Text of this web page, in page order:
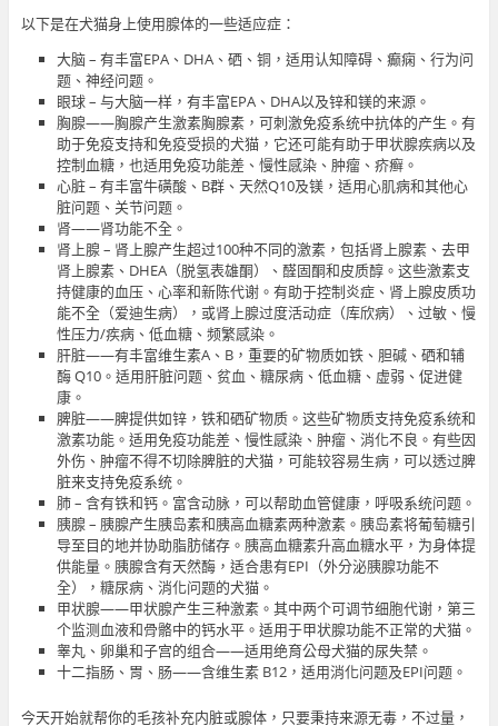
以下是在犬猫身上使用腺体的一些适应症：
大脑 – 有丰富EPA、DHA、硒、铜，适用认知障碍、癫痫、行为问
题、神经问题。
眼球 – 与大脑一样，有丰富EPA、DHA以及锌和镁的来源。
胸腺——胸腺产生激素胸腺素，可刺激免疫系统中抗体的产生。有
助于免疫支持和免疫受损的犬猫，它还可能有助于甲状腺疾病以及
控制血糖，也适用免疫功能差、慢性感染、肿瘤、疥癣。
心脏 – 有丰富牛磺酸、B群、天然Q10及镁，适用心肌病和其他心
脏问题、关节问题。
肾——肾功能不全。
肾上腺 – 肾上腺产生超过100种不同的激素，包括肾上腺素、去甲
肾上腺素、DHEA（脱氢表雄酮）、醛固酮和皮质醇。这些激素支
持健康的血压、心率和新陈代谢。有助于控制炎症、肾上腺皮质功
能不全（爱迪生病），或肾上腺过度活动症（库欣病）、过敏、慢
性压力/疾病、低血糖、频繁感染。
肝脏——有丰富维生素A、B，重要的矿物质如铁、胆碱、硒和辅
酶 Q10。适用肝脏问题、贫血、糖尿病、低血糖、虚弱、促进健
康。
脾脏——脾提供如锌，铁和硒矿物质。这些矿物质支持免疫系统和
激素功能。适用免疫功能差、慢性感染、肿瘤、消化不良。有些因
外伤、肿瘤不得不切除脾脏的犬猫，可能较容易生病，可以透过脾
脏来支持免疫系统。
肺 – 含有铁和钙。富含动脉，可以帮助血管健康，呼吸系统问题。
胰腺 – 胰腺产生胰岛素和胰高血糖素两种激素。胰岛素将葡萄糖引
导至目的地并协助脂肪储存。胰高血糖素升高血糖水平，为身体提
供能量。胰腺含有天然酶，适合患有EPI（外分泌胰腺功能不
全），糖尿病、消化问题的犬猫。
甲状腺——甲状腺产生三种激素。其中两个可调节细胞代谢，第三
个监测血液和骨骼中的钙水平。适用于甲状腺功能不正常的犬猫。
睾丸、卵巢和子宫的组合——适用绝育公母犬猫的尿失禁。
十二指肠、胃、肠——含维生素 B12，适用消化问题及EPI问题。
今天开始就帮你的毛孩补充内脏或腺体，只要秉持来源无毒，不过量，